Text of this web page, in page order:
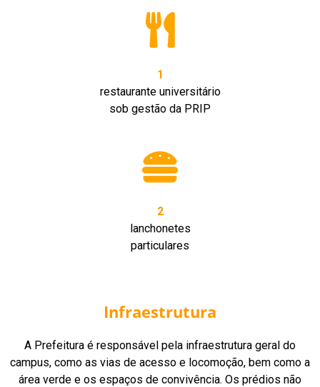
1
restaurante universitário
sob gestão da PRIP
2
lanchonetes
particulares
Infraestrutura
A Prefeitura é responsável pela infraestrutura geral do
campus, como as vias de acesso e locomoção, bem como a
área verde e os espaços de convivência. Os prédios não